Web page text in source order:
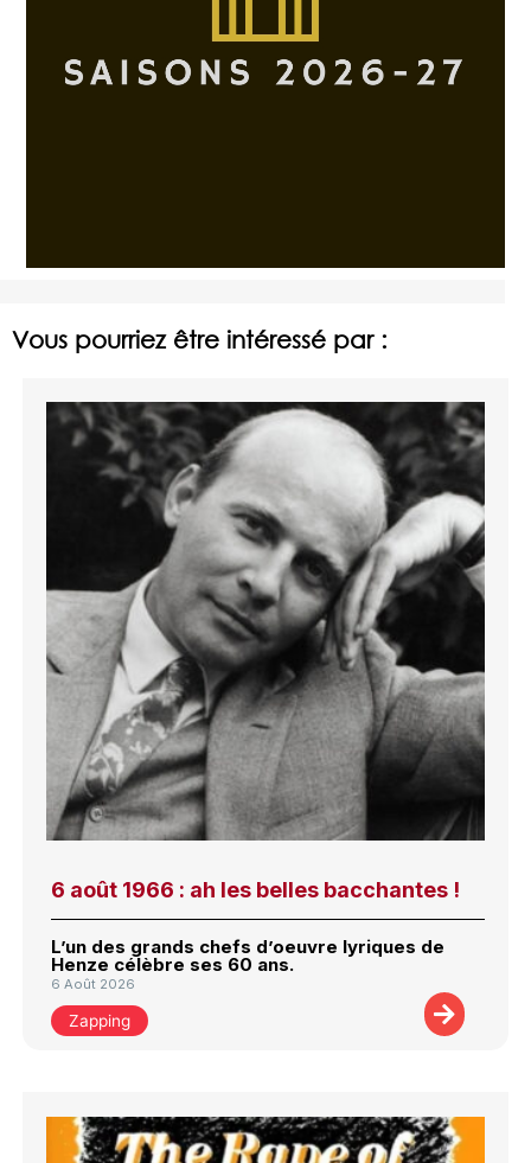
Vous pourriez être intéressé par :
6 août 1966 : ah les belles bacchantes !
L’un des grands chefs d’oeuvre lyriques de
Henze célèbre ses 60 ans.
6 Août 2026
Zapping